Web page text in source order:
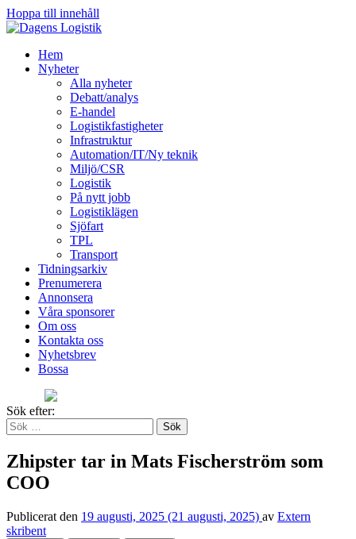
Hoppa till innehåll
Hem
Nyheter
Alla nyheter
Debatt/analys
E-handel
Logistikfastigheter
Infrastruktur
Automation/IT/Ny teknik
Miljö/CSR
Logistik
På nytt jobb
Logistiklägen
Sjöfart
TPL
Transport
Tidningsarkiv
Prenumerera
Annonsera
Våra sponsorer
Om oss
Kontakta oss
Nyhetsbrev
Bossa
Sök efter:
Zhipster tar in Mats Fischerström som
COO
Publicerat den 19 augusti, 2025 (21 augusti, 2025) av Extern
skribent